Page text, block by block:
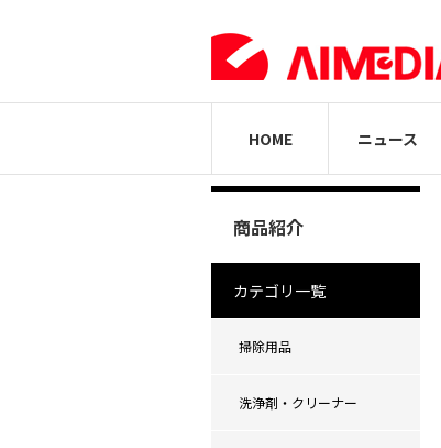
HOME ニュース
商品紹介
カテゴリ一覧
掃除用品
洗浄剤・クリーナー